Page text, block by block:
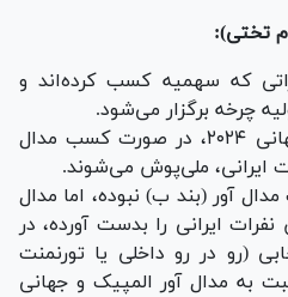
تختی):
که سهمیه کسب کرده‌اند و
چرخه برگزار می‌شود.
ب: مدال آوران المپیک و جهانی ۲۰۲۴، در صورت کسب مدال
ایرانی، ملی‌پوش می‌شوند.
آور (بند ب) نبوده، اما مدال
نفرات ایرانی را بدست آورده، در
انتخابی (رو در رو داخلی یا تورنمنت
به مدال آور المپیک و جهانی